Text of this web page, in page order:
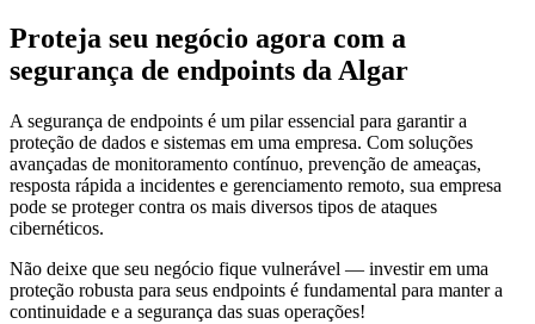
Proteja seu negócio agora com a
segurança de endpoints da Algar
A segurança de endpoints é um pilar essencial para garantir a
proteção de dados e sistemas em uma empresa. Com soluções
avançadas de monitoramento contínuo, prevenção de ameaças,
resposta rápida a incidentes e gerenciamento remoto, sua empresa
pode se proteger contra os mais diversos tipos de ataques
cibernéticos.
Não deixe que seu negócio fique vulnerável — investir em uma
proteção robusta para seus endpoints é fundamental para manter a
continuidade e a segurança das suas operações!